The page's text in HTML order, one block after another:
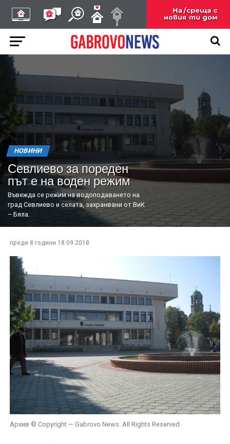
НОВИНИ
Севлиево за пореден
път е на воден режим
Въвежда се режим на водоподаването на
град Севлиево и селата, захранвани от ВиК
– Бяла.
преди 8 години 18.09.2018
Архив © Copyright — Gabrovo News. All Rights Reserved